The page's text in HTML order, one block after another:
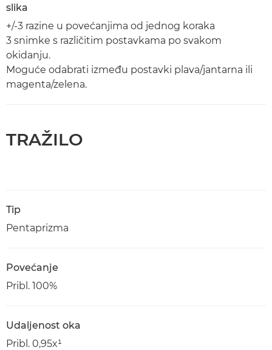
slika
+/-3 razine u povećanjima od jednog koraka
3 snimke s različitim postavkama po svakom
okidanju.
Moguće odabrati između postavki plava/jantarna ili
magenta/zelena.
TRAŽILO
Tip
Pentaprizma
Povećanje
Pribl. 100%
Udaljenost oka
Pribl. 0,95x¹